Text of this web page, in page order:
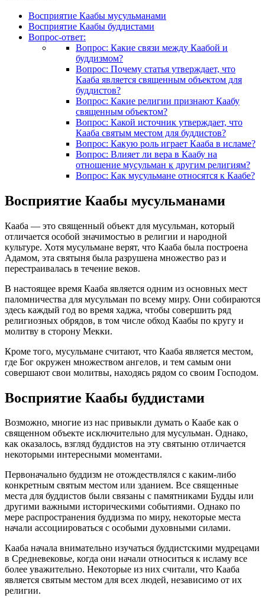
Восприятие Каабы мусульманами
Восприятие Каабы буддистами
Вопрос-ответ:
Вопрос: Какие связи между Каабой и
буддизмом?
Вопрос: Почему статья утверждает, что
Кааба является священным объектом для
буддистов?
Вопрос: Какие религии признают Каабу
священным объектом?
Вопрос: Какой источник утверждает, что
Кааба святым местом для буддистов?
Вопрос: Какую роль играет Кааба в исламе?
Вопрос: Влияет ли вера в Каабу на
отношение мусульман к другим религиям?
Вопрос: Как мусульмане относятся к Каабе?
Восприятие Каабы мусульманами
Кааба — это священный объект для мусульман, который
отличается особой значимостью в религии и народной
культуре. Хотя мусульмане верят, что Кааба была построена
Адамом, эта святыня была разрушена множество раз и
перестраивалась в течение веков.
В настоящее время Кааба является одним из основных мест
паломничества для мусульман по всему миру. Они собираются
здесь каждый год во время хаджа, чтобы совершить ряд
религиозных обрядов, в том числе обход Каабы по кругу и
молитву в сторону Мекки.
Кроме того, мусульмане считают, что Кааба является местом,
где Бог окружен множеством ангелов, и тем самым они
совершают свои молитвы, находясь рядом со своим Господом.
Восприятие Каабы буддистами
Возможно, многие из нас привыкли думать о Каабе как о
священном объекте исключительно для мусульман. Однако,
как оказалось, взгляд буддистов на эту святыню отличается
некоторыми интересными моментами.
Первоначально буддизм не отождествлялся с каким-либо
конкретным святым местом или зданием. Все священные
места для буддистов были связаны с памятниками Будды или
другими важными историческими событиями. Однако по
мере распространения буддизма по миру, некоторые места
начали ассоциироваться с особыми духовными силами.
Кааба начала внимательно изучаться буддистскими мудрецами
в Средневековье, когда они начали относиться к исламу все
более уважительно. Некоторые из них считали, что Кааба
является святым местом для всех людей, независимо от их
религии.